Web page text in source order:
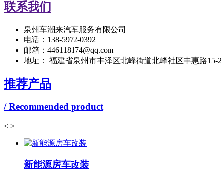
联系我们
泉州车潮来汽车服务有限公司
电话：138-5972-0392
邮箱：446118174@qq.com
地址： 福建省泉州市丰泽区北峰街道北峰社区丰惠路15-
推荐产品
/ Recommended product
< >
新能源房车改装